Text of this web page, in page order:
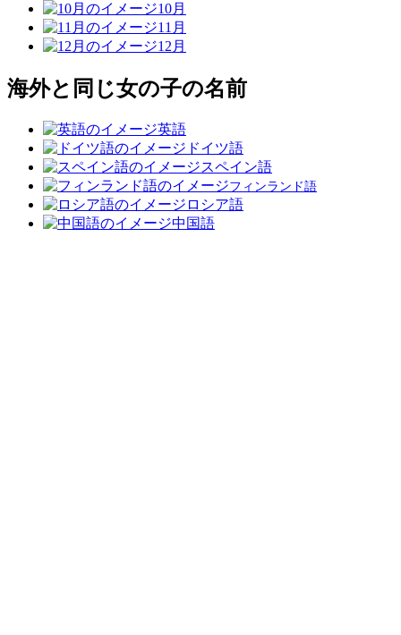
10月
11月
12月
海外と同じ女の子の名前
英語
ドイツ語
スペイン語
フィンランド語
ロシア語
中国語